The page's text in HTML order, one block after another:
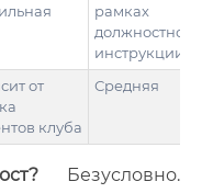
рамках
должностной
инструкции)
от
клуба
Средняя
Безусловно.